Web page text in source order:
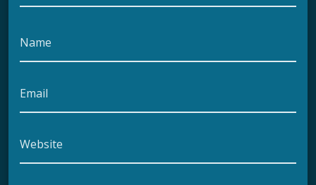
Name
Email
Website